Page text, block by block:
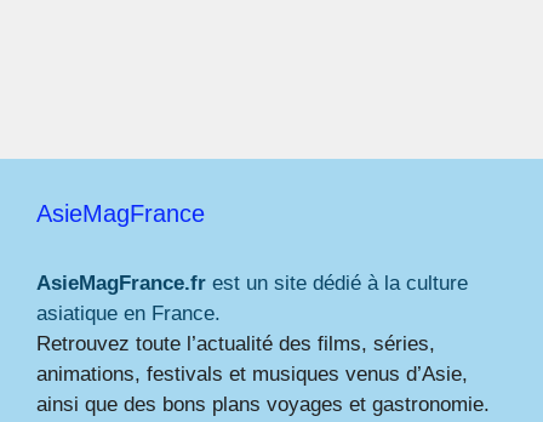
AsieMagFrance
AsieMagFrance.fr est un site dédié à la culture
asiatique en France.
Retrouvez toute l’actualité des films, séries,
animations, festivals et musiques venus d’Asie,
ainsi que des bons plans voyages et gastronomie.